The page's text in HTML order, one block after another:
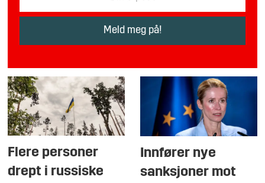
Flere personer
drept i russiske
Innfører nye
sanksjoner mot